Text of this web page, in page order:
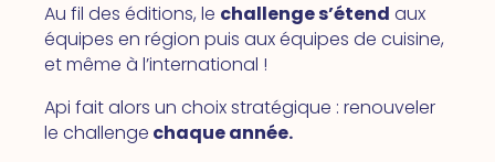
Au fil des éditions, le challenge s’étend aux
équipes en région puis aux équipes de cuisine,
et même à l’international !
Api fait alors un choix stratégique : renouveler
le challenge chaque année.